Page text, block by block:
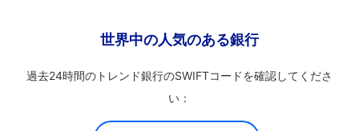
世界中の人気のある銀行
過去24時間のトレンド銀行のSWIFTコードを確認してくださ
い：